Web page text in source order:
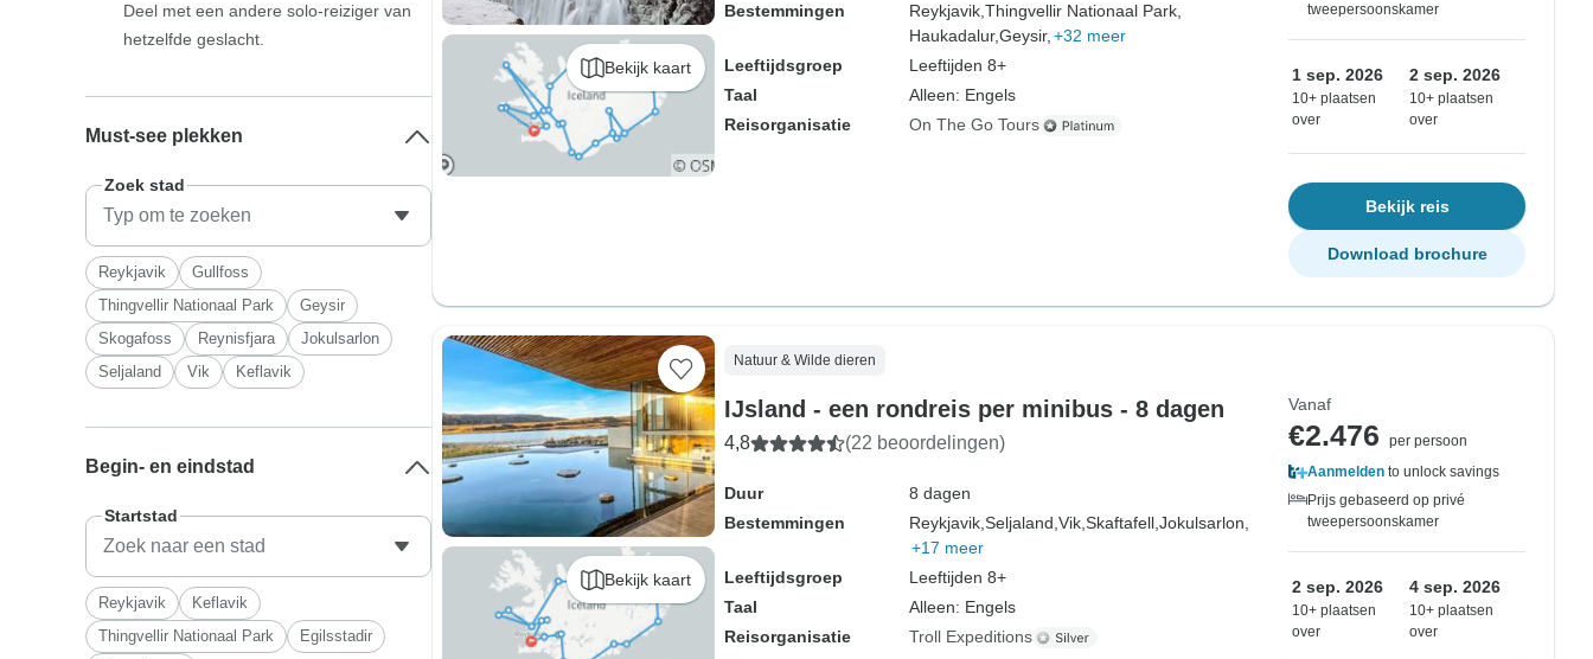
Bekijk kaart
Bestemmingen
Reykjavik, Thingvellir Nationaal Park,
Haukadalur,Geysir, +32 meer
Leeftijdsgroep
Leeftijden 8+
Taal
Alleen: Engels
Reisorganisatie
On The Go Tours
tweepersoonskamer
1 sep. 2026
10+ plaatsen
over
2 sep. 2026
10+ plaatsen
over
Bekijk reis
Download brochure
Bekijk kaart
Natuur & Wilde dieren
IJsland - een rondreis per minibus - 8 dagen
4,8 (22 beoordelingen)
Duur
8 dagen
Bestemmingen
Reykjavik, Seljaland, Vik, Skaftafell, Jokulsarlon,
+17 meer
Leeftijdsgroep
Leeftijden 8+
Taal
Alleen: Engels
Reisorganisatie
Troll Expeditions
Vanaf
€2.476
per persoon
Aanmelden to unlock savings
Prijs gebaseerd op privé
tweepersoonskamer
2 sep. 2026
10+ plaatsen
over
4 sep. 2026
10+ plaatsen
over
Deel met een andere solo-reiziger van
hetzelfde geslacht.
Must-see plekken
Zoek stad
Reykjavik
Gullfoss
Thingvellir Nationaal Park
Geysir
Skogafoss
Reynisfjara
Jokulsarlon
Seljaland
Vik Keflavik
Begin- en eindstad
Startstad
Reykjavik
Keflavik
Thingvellir Nationaal Park
Egilsstadir